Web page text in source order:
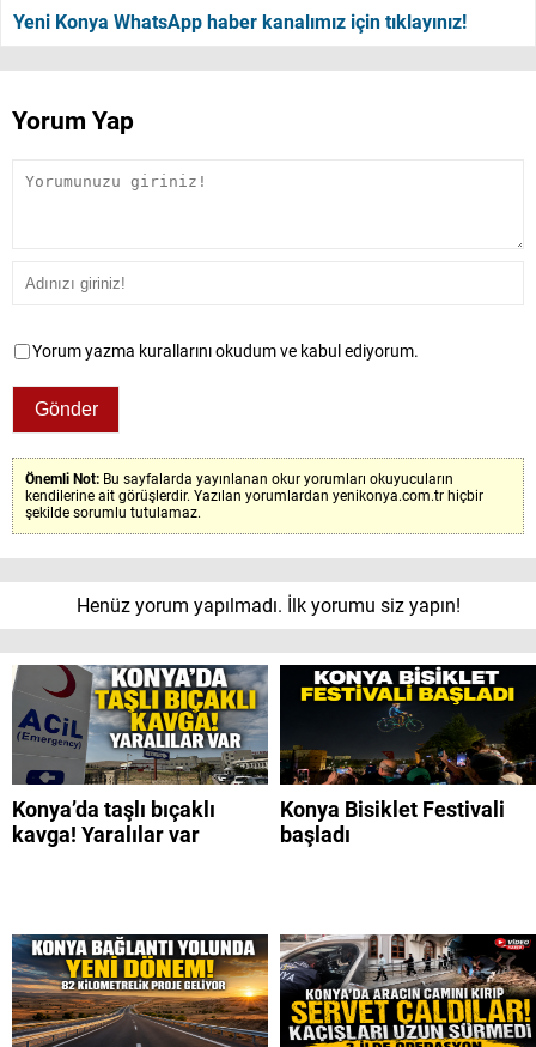
Yeni Konya WhatsApp haber kanalımız için tıklayınız!
Yorum Yap
Yorum yazma kurallarını okudum ve kabul ediyorum.
Önemli Not: Bu sayfalarda yayınlanan okur yorumları okuyucuların
kendilerine ait görüşlerdir. Yazılan yorumlardan yenikonya.com.tr hiçbir
şekilde sorumlu tutulamaz.
Henüz yorum yapılmadı. İlk yorumu siz yapın!
Konya’da taşlı bıçaklı
kavga! Yaralılar var
Konya Bisiklet Festivali
başladı